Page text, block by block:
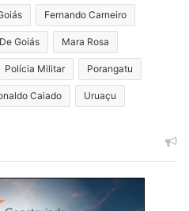
Fernando Carneiro
Goiás Mara Rosa
Polícia Militar Porangatu
Caiado Uruaçu